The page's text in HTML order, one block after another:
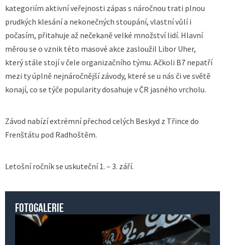
kategoriím aktivní veřejnosti zápas s náročnou trati plnou
prudkých klesání a nekonečných stoupání, vlastní vůlí i
počasím, přitahuje až nečekaně velké množství lidí. Hlavní
měrou se o vznik této masové akce zasloužil Libor Uher,
který stále stojí v čele organizačního týmu. Ačkoli B7 nepatří
mezi ty úplně nejnáročnější závody, které se u nás či ve světě
konají, co se týče popularity dosahuje v ČR jasného vrcholu.
Závod nabízí extrémní přechod celých Beskyd z Třince do
Frenštátu pod Radhoštěm.
Letošní ročník se uskuteční 1. – 3. září.
Fotogalerie